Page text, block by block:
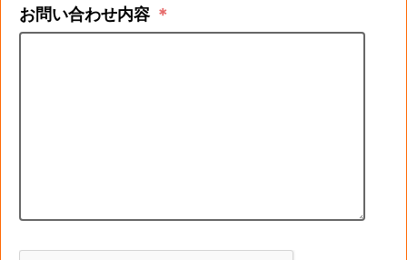
お問い合わせ内容 ＊